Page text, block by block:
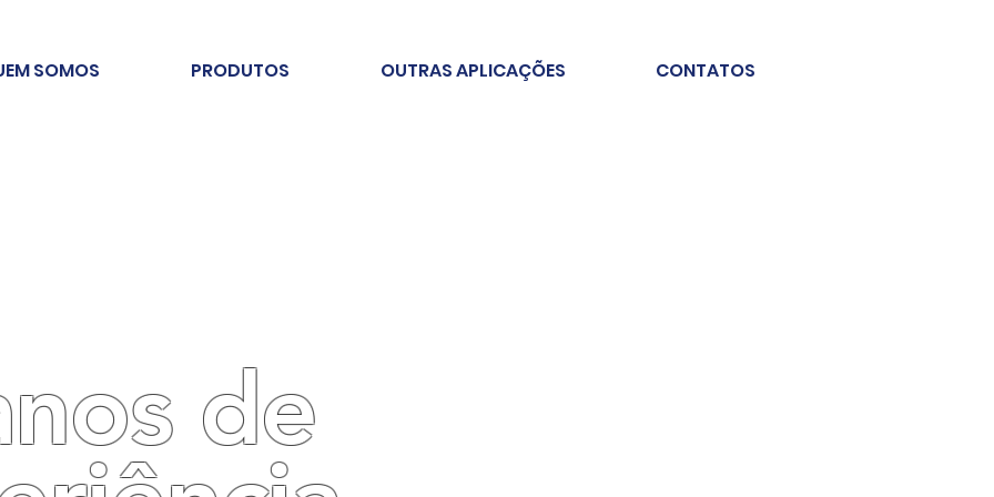
SOMOS PRODUTOS OUTRAS APLICAÇÕES CONTATOS
de